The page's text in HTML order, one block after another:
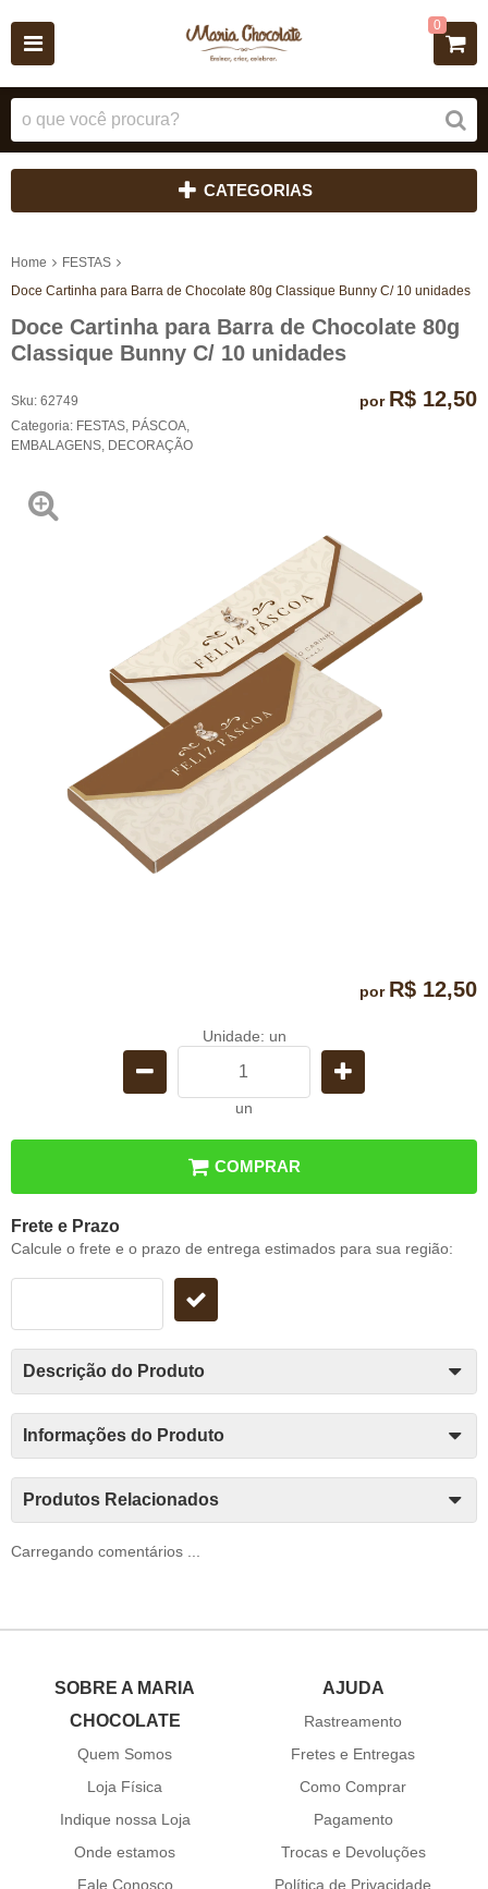
0
CATEGORIAS
Home
FESTAS
Doce Cartinha para Barra de Chocolate 80g Classique Bunny C/ 10 unidades
Doce Cartinha para Barra de Chocolate 80g
Classique Bunny C/ 10 unidades
Sku: 62749
Categoria: FESTAS PÁSCOA
EMBALAGENS DECORAÇÃO
por R$ 12,50
por R$ 12,50
Unidade: un
un
COMPRAR
Frete e Prazo
Calcule o frete e o prazo de entrega estimados para sua região:
Descrição do Produto
Informações do Produto
Produtos Relacionados
Carregando comentários ...
SOBRE A MARIA
CHOCOLATE
Quem Somos
Loja Física
Indique nossa Loja
Onde estamos
Fale Conosco
AJUDA
Rastreamento
Fretes e Entregas
Como Comprar
Pagamento
Trocas e Devoluções
Política de Privacidade